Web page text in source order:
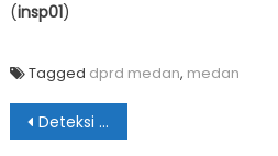
(insp01)
Tagged dprd medan, medan
Navigasi
Deteksi Covid-19, Legislator Ini Desak Pemko Medan Miliki Alat PCR